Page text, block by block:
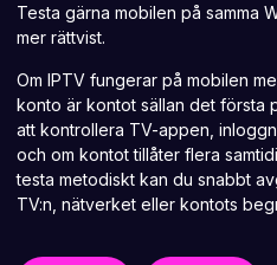
Testa gärna mobilen på samma
mer rättvist.
Om IPTV fungerar på mobilen
konto är kontot sällan det första
att kontrollera TV-appen,
och om kontot tillåter flera
testa metodiskt kan du snabbt
TV:n, nätverket eller kontots